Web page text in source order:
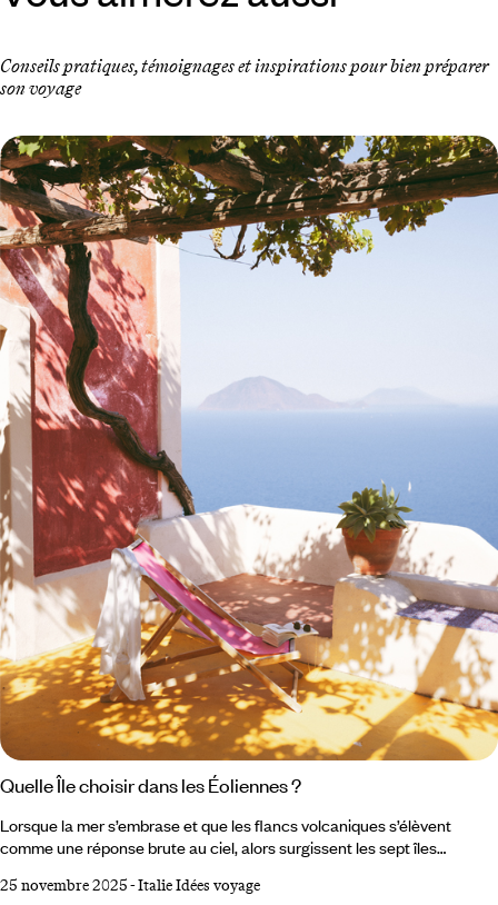
Conseils pratiques, témoignages et inspirations pour bien préparer
son voyage
Quelle Île choisir dans les Éoliennes ?
Lorsque la mer s’embrase et que les flancs volcaniques s’élèvent
comme une réponse brute au ciel, alors surgissent les sept îles
archipel de feu, de brume et de turquoise, où l’horizon semble respirer.
25 novembre 2025-Italie Idées voyage